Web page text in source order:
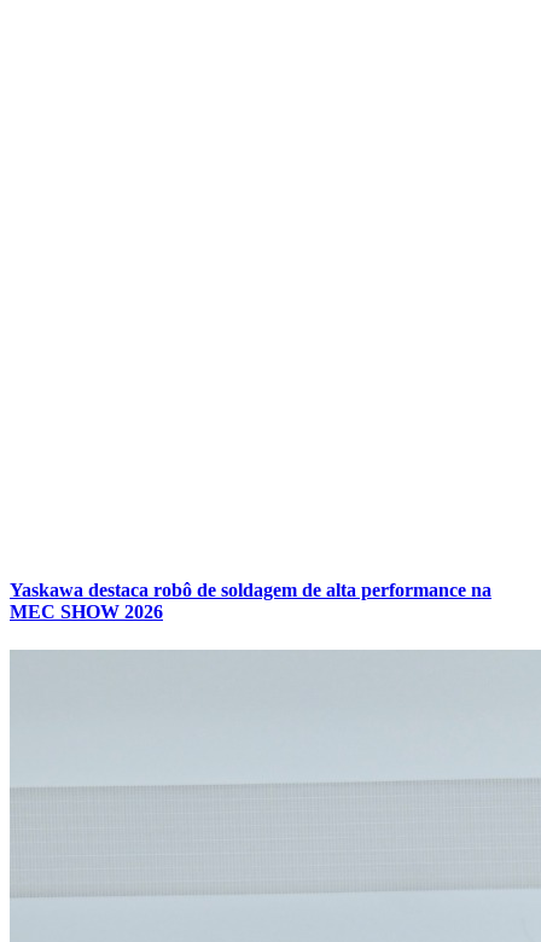
Yaskawa destaca robô de soldagem de alta performance na
MEC SHOW 2026